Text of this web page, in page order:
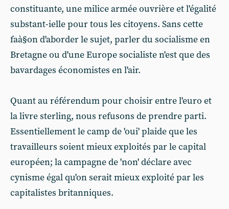
constituante, une milice armée ouvrière et l'égalité
substant-ielle pour tous les citoyens. Sans cette
faà§on d'aborder le sujet, parler du socialisme en
Bretagne ou d'une Europe socialiste n'est que des
bavardages économistes en l'air.
Quant au référendum pour choisir entre l'euro et
la livre sterling, nous refusons de prendre parti.
Essentiellement le camp de 'oui' plaide que les
travailleurs soient mieux exploités par le capital
européen; la campagne de 'non' déclare avec
cynisme égal qu'on serait mieux exploité par les
capitalistes britanniques.